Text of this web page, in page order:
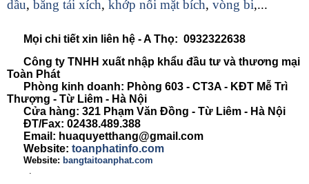
dầu, băng tải xích, khớp nối mặt bích, vòng bi,...
Mọi chi tiết xin liên hệ - A Thọ: 0932322638
Công ty TNHH xuất nhập khẩu đầu tư và thương mại
Toàn Phát
Phòng kinh doanh: Phòng 603 - CT3A - KĐT Mễ Trì
Thượng - Từ Liêm - Hà Nội
Cửa hàng: 321 Phạm Văn Đồng - Từ Liêm - Hà Nội
ĐT/Fax: 02438.489.388
Email: huaquyetthang@gmail.com
Website: toanphatinfo.com
Website: bangtaitoanphat.com
.